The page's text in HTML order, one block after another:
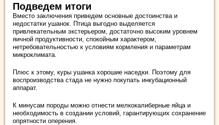
Подведем итоги
Вместо заключения приведем основные достоинства и
недостатки ушанок. Птица выгодно выделяется
привлекательным экстерьером, достаточно высоким уровнем
яичной продуктивности, спокойным характером,
нетребовательностью к условиям кормления и параметрам
микроклимата.
Плюс к этому, куры ушанка хорошие наседки. Поэтому для
воспроизводства стада не нужно покупать инкубационный
аппарат.
К минусам породы можно отнести мелкокалиберные яйца и
необходимость в создании условий, гарантирующих сохранение
опрятности оперения.